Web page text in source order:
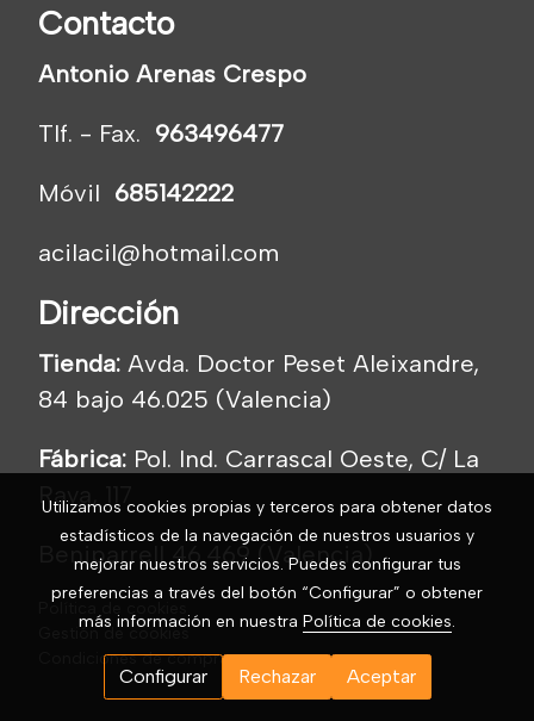
Contacto
Antonio Arenas Crespo
Tlf. - Fax. 963496477
Móvil 685142222
acilacil@hotmail.com
Dirección
Tienda: Avda. Doctor Peset Aleixandre,
84 bajo 46.025 (Valencia)
Fábrica: Pol. Ind. Carrascal Oeste, C/ La
Raya, 117
Beniparrell 46.469 (Valencia)
Política de cookies
Gestión de cookies
Condiciones de compra
Utilizamos cookies propias y terceros para obtener datos
estadísticos de la navegación de nuestros usuarios y
mejorar nuestros servicios. Puedes configurar tus
preferencias a través del botón “Configurar” o obtener
más información en nuestra Política de cookies.
Configurar Rechazar Aceptar